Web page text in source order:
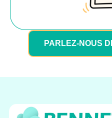
PARLEZ-NOUS